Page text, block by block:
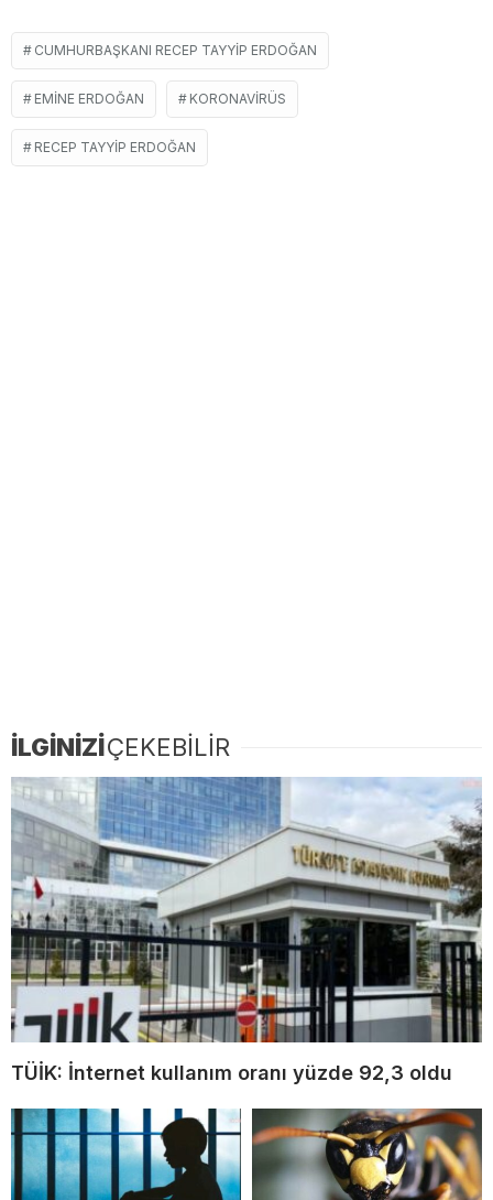
CUMHURBAŞKANI RECEP TAYYIP ERDOĞAN
EMINE ERDOĞAN KORONAVIRÜS
RECEP TAYYIP ERDOĞAN
İLGİNİZİÇEKEBİLİR
TÜİK: İnternet kullanım oranı yüzde 92,3 oldu